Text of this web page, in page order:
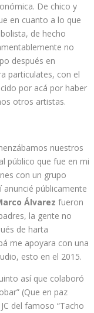
De chico y
en cuanto a lo que
de hecho
no
después en
particulates, con el
por acá por haber
otros artistas.
nuestros
público que fue en mi
con un grupo
anuncié públicamente
Álvarez fueron
la gente no
de harta
me apoyara con una
esto en el 2015.
así que colaboró
(Que en paz
del famoso “Tacho